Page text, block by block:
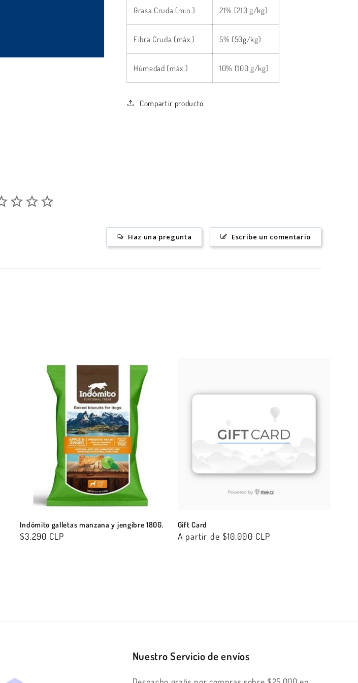
Grasa Cruda (min.) 21% (210 g/kg)
Fibra Cruda (máx.) 5% (50g/kg)
Húmedad (máx.) 10% (100 g/kg)
Compartir producto
Escribe un comentario
Haz una pregunta
Indómito galletas manzana y jengibre 180G.
Precio
$3.290 CLP
Gift Card
Precio
A partir de $10.000 CLP
Nuestro Servicio de envíos